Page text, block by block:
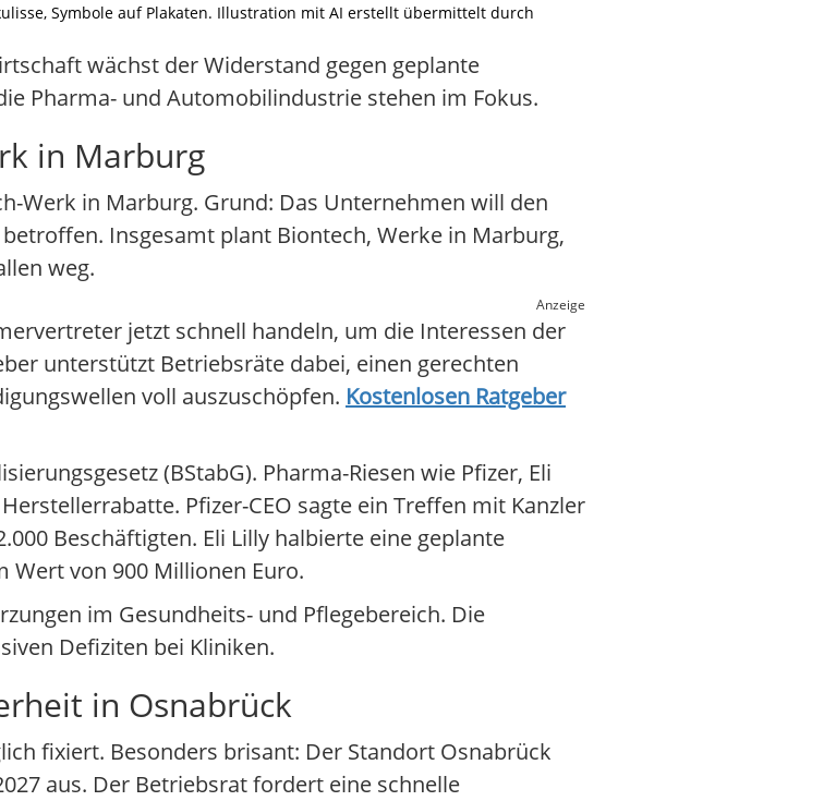
Symbole auf Plakaten. Illustration mit AI erstellt übermittelt durch
wächst der Widerstand gegen geplante
Pharma- und Automobilindustrie stehen im Fokus.
in Marburg
Werk in Marburg. Grund: Das Unternehmen will den
Insgesamt plant Biontech, Werke in Marburg,
weg.
Anzeige
jetzt schnell handeln, um die Interessen der
unterstützt Betriebsräte dabei, einen gerechten
voll auszuschöpfen. Kostenlosen Ratgeber
(BStabG). Pharma-Riesen wie Pfizer, Eli
Pfizer-CEO sagte ein Treffen mit Kanzler
Beschäftigten. Eli Lilly halbierte eine geplante
Wert von 900 Millionen Euro.
im Gesundheits- und Pflegebereich. Die
Defiziten bei Kliniken.
in Osnabrück
fixiert. Besonders brisant: Der Standort Osnabrück
aus. Der Betriebsrat fordert eine schnelle